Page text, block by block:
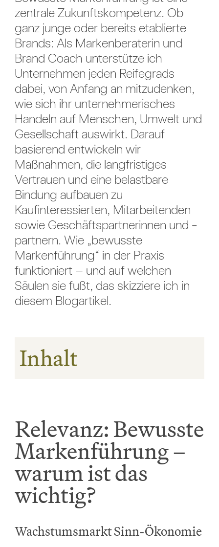
zentrale Zukunftskompetenz. Ob
ganz junge oder bereits etablierte
Brands: Als Markenberaterin und
Brand Coach unterstütze ich
Unternehmen jeden Reifegrads
dabei, von Anfang an mitzudenken,
wie sich ihr unternehmerisches
Handeln auf Menschen, Umwelt und
Gesellschaft auswirkt. Darauf
basierend entwickeln wir
Maßnahmen, die langfristiges
Vertrauen und eine belastbare
Bindung aufbauen zu
Kaufinteressierten, Mitarbeitenden
sowie Geschäftspartnerinnen und -
partnern. Wie „bewusste
Markenführung“ in der Praxis
funktioniert – und auf welchen
Säulen sie fußt, das skizziere ich in
diesem Blogartikel.
Inhalt
Relevanz: Bewusste
Markenführung –
warum ist das
wichtig?
Wachstumsmarkt Sinn-Ökonomie